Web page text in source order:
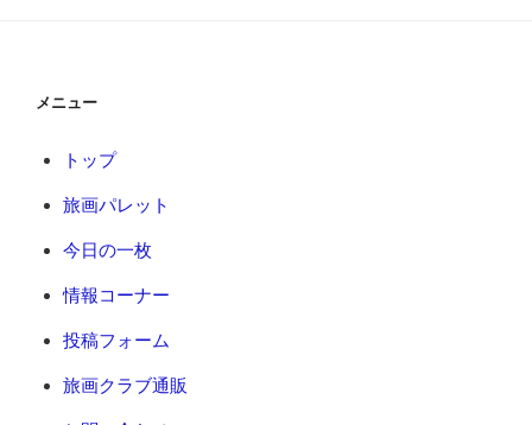
メニュー
トップ
旅画パレット
今日の一枚
情報コーナー
投稿フォーム
旅画クラブ通販